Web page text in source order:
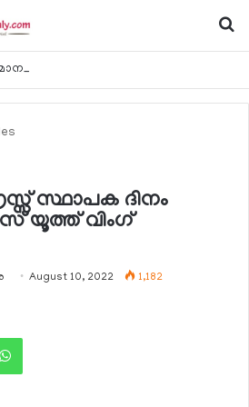
സ്ഥാപക ദിനം
യൂത്ത് വിംഗ്
August 10, 2022 1,182
WhatsApp